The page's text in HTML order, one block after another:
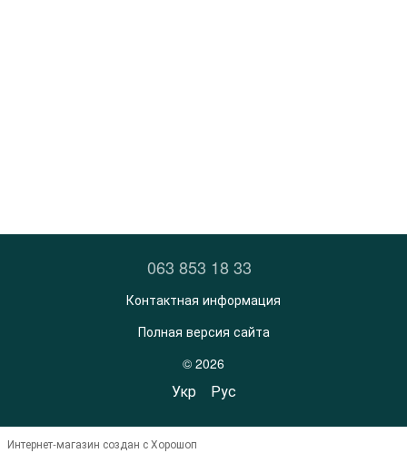
063 853 18 33
Контактная информация
Полная версия сайта
© 2026
Укр Рус
Интернет-магазин создан с Хорошоп